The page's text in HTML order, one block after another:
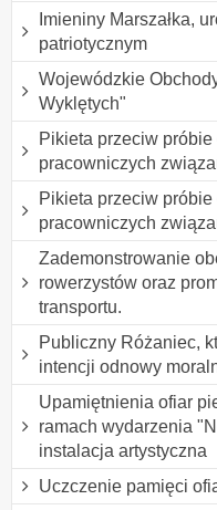
Imieniny Marszałka,
patriotycznym
Wojewódzkie
Wyklętych"
Pikieta przeciw
pracowniczych
Pikieta przeciw
pracowniczych
Zademonstrowanie
rowerzystów oraz
transportu.
Publiczny Różaniec,
intencji odnowy
Upamiętnienia ofiar
ramach wydarzenia
instalacja artystyczna
Uczczenie pamięci